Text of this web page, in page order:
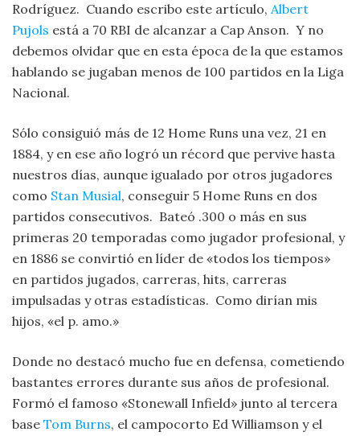
Rodríguez. Cuando escribo este artículo, Albert
Pujols está a 70 RBI de alcanzar a Cap Anson. Y no
debemos olvidar que en esta época de la que estamos
hablando se jugaban menos de 100 partidos en la Liga
Nacional.
Sólo consiguió más de 12 Home Runs una vez, 21 en
1884, y en ese año logró un récord que pervive hasta
nuestros días, aunque igualado por otros jugadores
como Stan Musial, conseguir 5 Home Runs en dos
partidos consecutivos. Bateó .300 o más en sus
primeras 20 temporadas como jugador profesional, y
en 1886 se convirtió en líder de «todos los tiempos»
en partidos jugados, carreras, hits, carreras
impulsadas y otras estadísticas. Como dirían mis
hijos, «el p. amo.»
Donde no destacó mucho fue en defensa, cometiendo
bastantes errores durante sus años de profesional.
Formó el famoso «Stonewall Infield» junto al tercera
base Tom Burns, el campocorto Ed Williamson y el